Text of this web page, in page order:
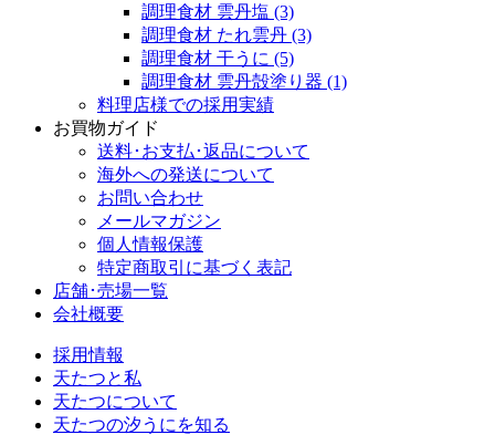
調理食材 雲丹塩 (3)
調理食材 たれ雲丹 (3)
調理食材 干うに (5)
調理食材 雲丹殻塗り器 (1)
料理店様での採用実績
お買物ガイド
送料･お支払･返品について
海外への発送について
お問い合わせ
メールマガジン
個人情報保護
特定商取引に基づく表記
店舗･売場一覧
会社概要
採用情報
天たつと私
天たつについて
天たつの汐うにを知る